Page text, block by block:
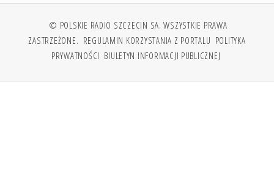
© POLSKIE RADIO SZCZECIN SA. WSZYSTKIE PRAWA
ZASTRZEŻONE. REGULAMIN KORZYSTANIA Z PORTALU POLITYKA
PRYWATNOŚCI BIULETYN INFORMACJI PUBLICZNEJ